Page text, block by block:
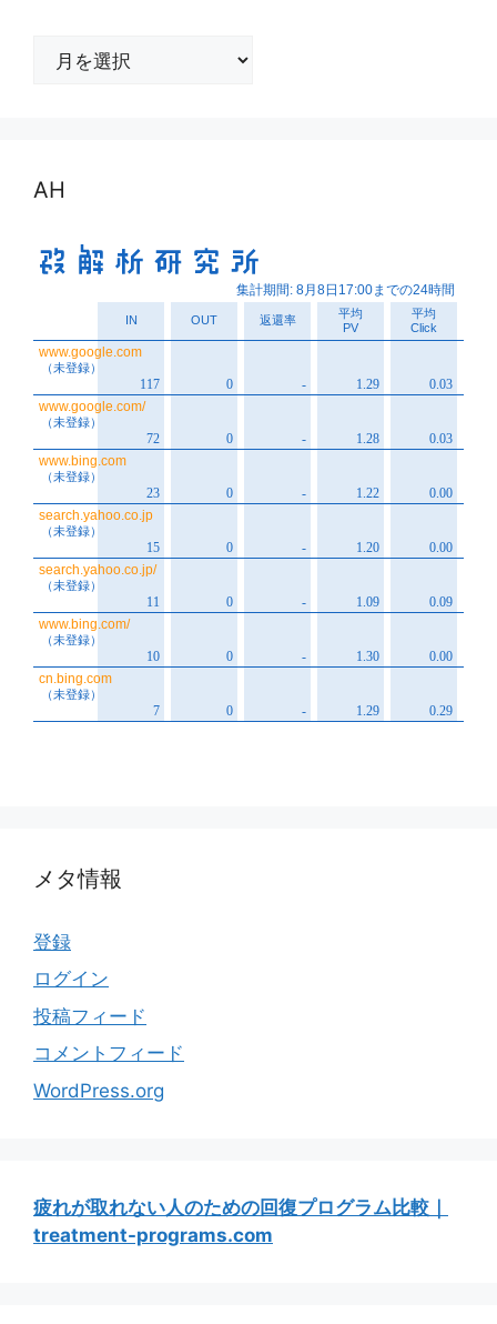
AH
メタ情報
登録
ログイン
投稿フィード
コメントフィード
WordPress.org
疲れが取れない人のための回復プログラム比較｜
treatment-programs.com